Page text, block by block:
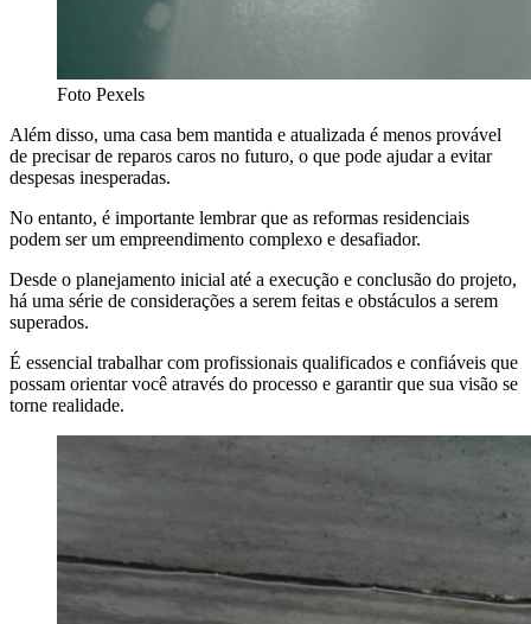
Foto Pexels
Além disso, uma casa bem mantida e atualizada é menos provável
de precisar de reparos caros no futuro, o que pode ajudar a evitar
despesas inesperadas.
No entanto, é importante lembrar que as reformas residenciais
podem ser um empreendimento complexo e desafiador.
Desde o planejamento inicial até a execução e conclusão do projeto,
há uma série de considerações a serem feitas e obstáculos a serem
superados.
É essencial trabalhar com profissionais qualificados e confiáveis ​​que
possam orientar você através do processo e garantir que sua visão se
torne realidade.